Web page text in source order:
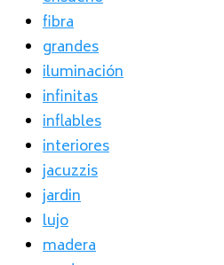
fibra
grandes
iluminación
infinitas
inflables
interiores
jacuzzis
jardin
lujo
madera